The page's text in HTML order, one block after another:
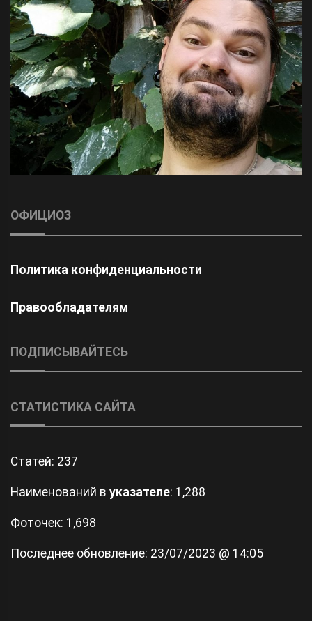
ОФИЦИОЗ
Политика конфиденциальности
Правообладателям
ПОДПИСЫВАЙТЕСЬ
СТАТИСТИКА САЙТА
Статей: 237
Наименований в указателе: 1,288
Фоточек: 1,698
Последнее обновление: 23/07/2023 @ 14:05